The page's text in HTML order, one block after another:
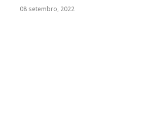
08 setembro, 2022